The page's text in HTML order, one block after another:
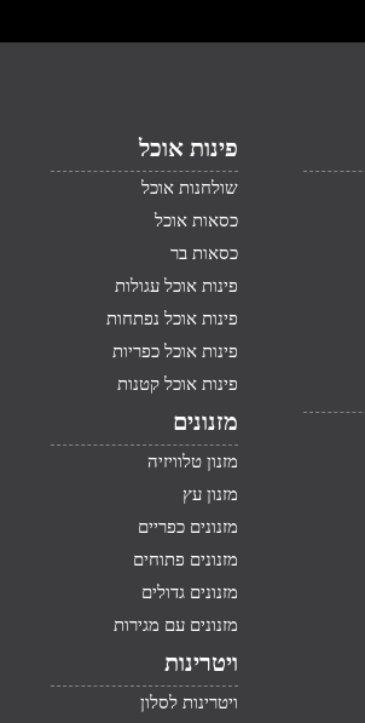
פינות אוכל
שולחנות אוכל
כסאות אוכל
כסאות בר
פינות אוכל עגולות
פינות אוכל נפתחות
פינות אוכל כפריות
פינות אוכל קטנות
מזנונים
מזנון טלוויזיה
מזנון עץ
מזנונים כפריים
מזנונים פתוחים
מזנונים גדולים
מזנונים עם מגירות
ויטרינות
ויטרינות לסלון